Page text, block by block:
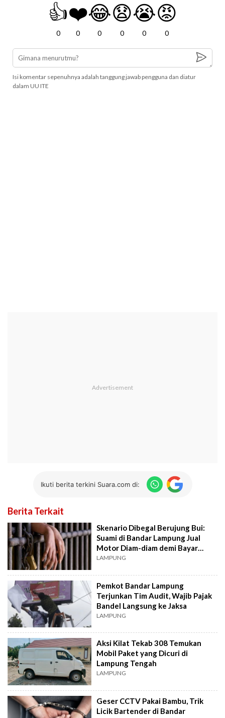
👍
0
❤️
0
😂
0
😧
0
😭
0
😡
0
Isi komentar sepenuhnya adalah tanggung jawab pengguna dan diatur
dalam UU ITE
Ikuti berita terkini Suara.com di:
Berita Terkait
Skenario Dibegal Berujung Bui:
Suami di Bandar Lampung Jual
Motor Diam-diam demi Bayar
Utang
LAMPUNG
Pemkot Bandar Lampung
Terjunkan Tim Audit, Wajib Pajak
Bandel Langsung ke Jaksa
LAMPUNG
Aksi Kilat Tekab 308 Temukan
Mobil Paket yang Dicuri di
Lampung Tengah
LAMPUNG
Geser CCTV Pakai Bambu, Trik
Licik Bartender di Bandar